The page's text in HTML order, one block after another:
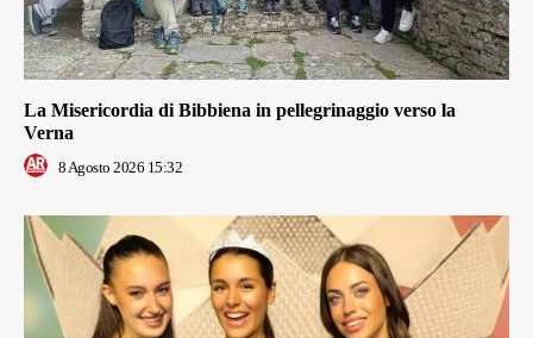
La Misericordia di Bibbiena in pellegrinaggio verso la
Verna
8 Agosto 2026 15:32